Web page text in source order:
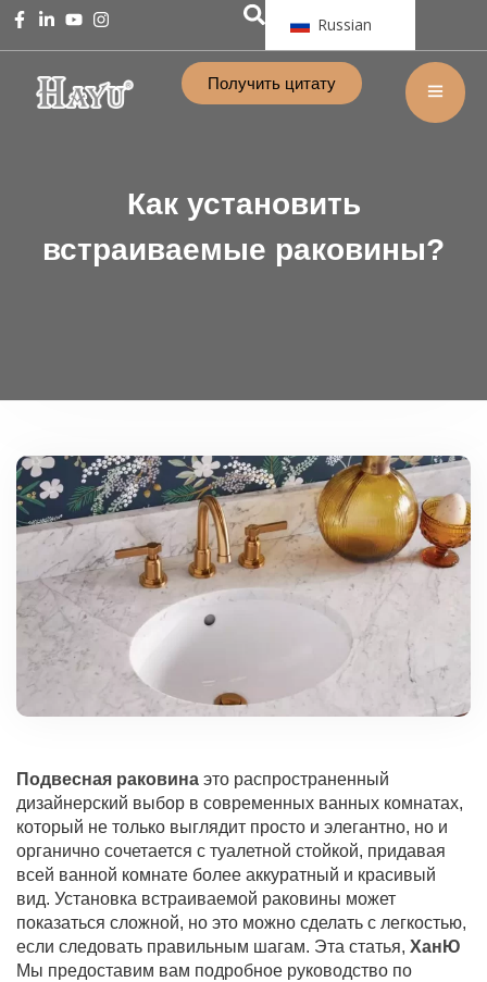
Russian
Получить цитату
Как установить
встраиваемые раковины?
Подвесная раковина это распространенный
дизайнерский выбор в современных ванных комнатах,
который не только выглядит просто и элегантно, но и
органично сочетается с туалетной стойкой, придавая
всей ванной комнате более аккуратный и красивый
вид. Установка встраиваемой раковины может
показаться сложной, но это можно сделать с легкостью,
если следовать правильным шагам. Эта статья, ХанЮ
Мы предоставим вам подробное руководство по